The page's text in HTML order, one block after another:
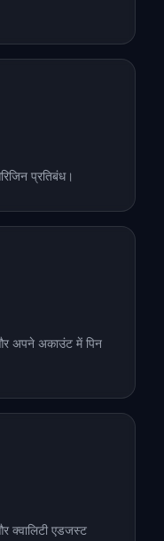
प्रतिबंध।
अपने अकाउंट में पिन
क्वालिटी एडजस्ट